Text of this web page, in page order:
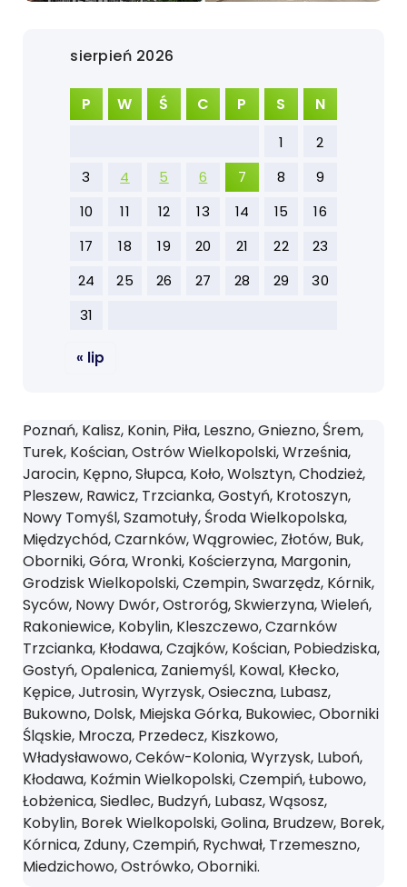
sierpień 2026
P W Ś C P S N
1
2
3
4 5 6 7 8
9
10
11 12 13 14 15
16
17
18 19 20 21 22
23
24
25 26 27 28 29
30
31
« lip
Poznań, Kalisz, Konin, Piła, Leszno, Gniezno, Śrem,
Turek, Kościan, Ostrów Wielkopolski, Września,
Jarocin, Kępno, Słupca, Koło, Wolsztyn, Chodzież,
Pleszew, Rawicz, Trzcianka, Gostyń, Krotoszyn,
Nowy Tomyśl, Szamotuły, Środa Wielkopolska,
Międzychód, Czarnków, Wągrowiec, Złotów, Buk,
Oborniki, Góra, Wronki, Kościerzyna, Margonin,
Grodzisk Wielkopolski, Czempin, Swarzędz, Kórnik,
Syców, Nowy Dwór, Ostroróg, Skwierzyna, Wieleń,
Rakoniewice, Kobylin, Kleszczewo, Czarnków
Trzcianka, Kłodawa, Czajków, Kościan, Pobiedziska,
Gostyń, Opalenica, Zaniemyśl, Kowal, Kłecko,
Kępice, Jutrosin, Wyrzysk, Osieczna, Lubasz,
Bukowno, Dolsk, Miejska Górka, Bukowiec, Oborniki
Śląskie, Mrocza, Przedecz, Kiszkowo,
Władysławowo, Ceków-Kolonia, Wyrzysk, Luboń,
Kłodawa, Koźmin Wielkopolski, Czempiń, Łubowo,
Łobżenica, Siedlec, Budzyń, Lubasz, Wąsosz,
Kobylin, Borek Wielkopolski, Golina, Brudzew, Borek,
Kórnica, Zduny, Czempiń, Rychwał, Trzemeszno,
Miedzichowo, Ostrówko, Oborniki.